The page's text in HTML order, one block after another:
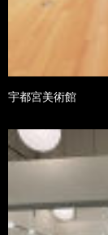
宇都宮美術館